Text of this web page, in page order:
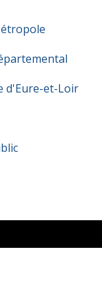
d'Eure-et-Loir